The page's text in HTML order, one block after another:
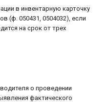
в инвентарную карточку
(ф. 050431, 0504032), если
на срок от трех
о проведении
фактического